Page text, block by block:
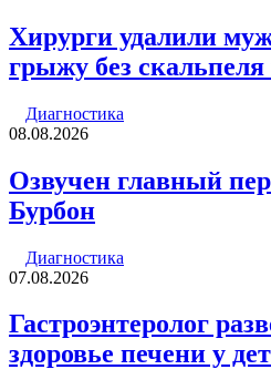
Хирурги удалили
грыжу без
Диагностика
08.08.2026
Озвучен главный
Бурбон
Диагностика
07.08.2026
Гастроэнтеролог
здоровье печени у